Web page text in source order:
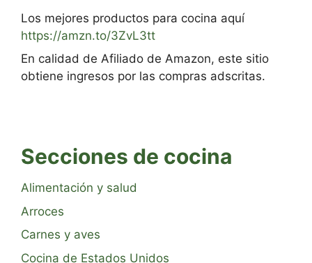
Los mejores productos para cocina aquí
https://amzn.to/3ZvL3tt
En calidad de Afiliado de Amazon, este sitio
obtiene ingresos por las compras adscritas.
Secciones de cocina
Alimentación y salud
Arroces
Carnes y aves
Cocina de Estados Unidos